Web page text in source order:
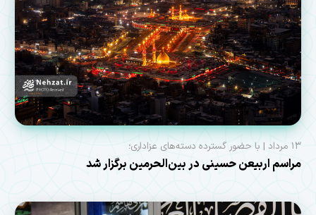
۱۳ مرداد | با حضور گسترده دسته‌های عزاداری؛
مراسم اربیعن حسینی در بین‌الحرمین برگزار شد